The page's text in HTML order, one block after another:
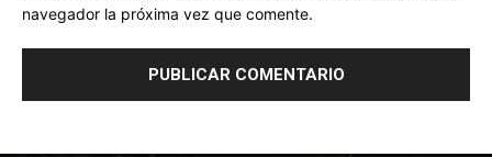
navegador la próxima vez que comente.